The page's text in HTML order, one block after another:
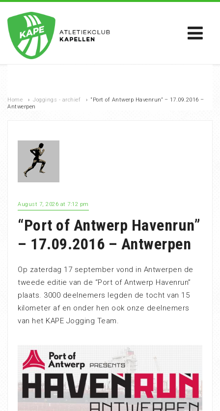
Home › Joggings - archief › “Port of Antwerp Havenrun” – 17.09.2016 –
Antwerpen
August 7, 2026 at 7:12 pm
“Port of Antwerp Havenrun”
– 17.09.2016 – Antwerpen
Op zaterdag 17 september vond in Antwerpen de
tweede editie van de “Port of Antwerp Havenrun”
plaats. 3000 deelnemers legden de tocht van 15
kilometer af en onder hen ook onze deelnemers
van het KAPE Jogging Team.